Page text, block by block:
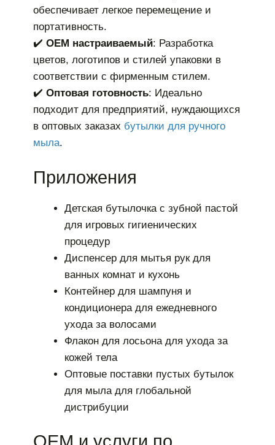
обеспечивает легкое перемещение и
портативность.
✔️ OEM настраиваемый: Разработка
цветов, логотипов и стилей упаковки в
соответствии с фирменным стилем.
✔️ Оптовая готовность: Идеально
подходит для предприятий, нуждающихся
в оптовых заказах бутылки для ручного
мыла.
Приложения
Детская бутылочка с зубной пастой
для игровых гигиенических
процедур
Диспенсер для мытья рук для
ванных комнат и кухонь
Контейнер для шампуня и
кондиционера для ежедневного
ухода за волосами
Флакон для лосьона для ухода за
кожей тела
Оптовые поставки пустых бутылок
для мыла для глобальной
дистрибуции